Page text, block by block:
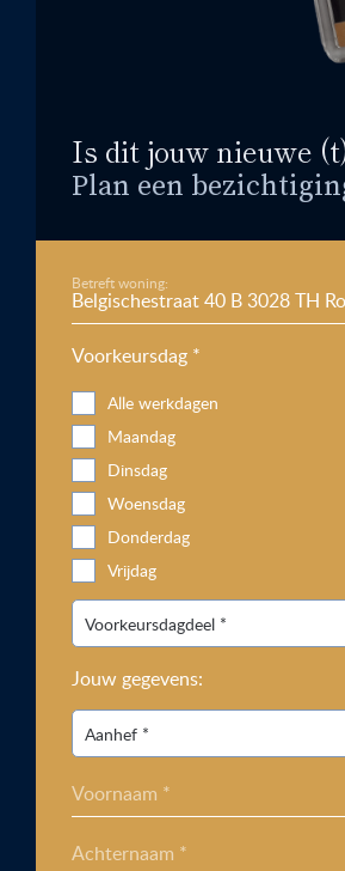
Is dit jouw nieuwe
Plan een
Betreft woning:
Voorkeursdag *
Alle werkdagen
Maandag
Dinsdag
Woensdag
Donderdag
Vrijdag
Jouw gegevens:
Voornaam *
Achternaam *